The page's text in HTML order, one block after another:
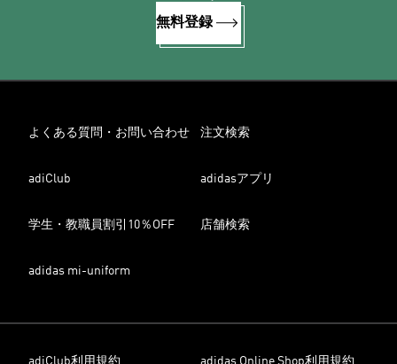
無料登録
よくある質問・お問い合わせ 注文検索
adiClub adidasアプリ
学生・教職員割引10％OFF 店舗検索
adidas mi-uniform
adiClub利用規約 adidas Online Shop利用規約